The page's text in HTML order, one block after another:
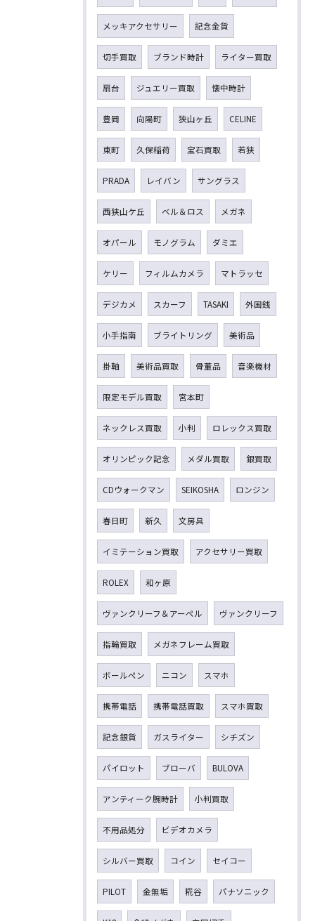
メッキアクセサリー 記念金貨
切手買取 ブランド時計 ライター買取
扇台 ジュエリー買取 懐中時計
豊岡 向陽町 狭山ヶ丘 CELINE
東町 久保稲荷 宝石買取 若狭
PRADA レイバン サングラス
西狭山ケ丘 ベル＆ロス メガネ
オパール モノグラム ダミエ
ケリー フィルムカメラ マトラッセ
デジカメ スカーフ TASAKI 外国銭
小手指南 ブライトリング 美術品
掛軸 美術品買取 骨董品 音楽機材
限定モデル買取 宮本町
ネックレス買取 小判 ロレックス買取
オリンピック記念 メダル買取 銀買取
CDウォークマン SEIKOSHA ロンジン
春日町 新久 文房具
イミテーション買取 アクセサリー買取
ROLEX 和ヶ原
ヴァンクリーフ＆アーペル ヴァンクリーフ
指輪買取 メガネフレーム買取
ボールペン ニコン スマホ
携帯電話 携帯電話買取 スマホ買取
記念銀貨 ガスライター シチズン
パイロット ブローバ BULOVA
アンティーク腕時計 小判買取
不用品処分 ビデオカメラ
シルバー買取 コイン セイコー
PILOT 金無垢 糀谷 パナソニック